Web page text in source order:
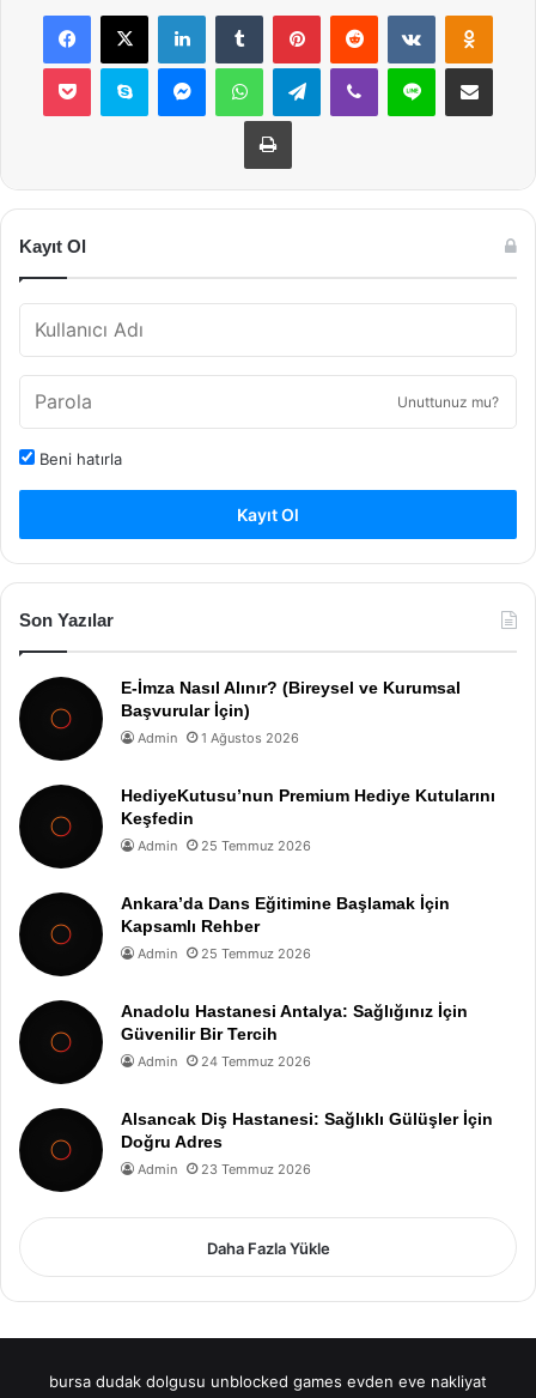
Facebook
X LinkedInTumblr PinterestReddit VKontakte
Pocket Skype MessengerWhatsAppTelegramViber Line E-Posta ile
Yazdır
Kayıt Ol
Unuttunuz mu?
Beni hatırla
Kayıt Ol
Son Yazılar
E-İmza Nasıl Alınır? (Bireysel ve Kurumsal
Başvurular İçin)
Admin 1 Ağustos 2026
HediyeKutusu’nun Premium Hediye Kutularını
Keşfedin
Admin 25 Temmuz 2026
Ankara’da Dans Eğitimine Başlamak İçin
Kapsamlı Rehber
Admin 25 Temmuz 2026
Anadolu Hastanesi Antalya: Sağlığınız İçin
Güvenilir Bir Tercih
Admin 24 Temmuz 2026
Alsancak Diş Hastanesi: Sağlıklı Gülüşler İçin
Doğru Adres
Admin 23 Temmuz 2026
Daha Fazla Yükle
bursa dudak dolgusu unblocked games evden eve nakliyat